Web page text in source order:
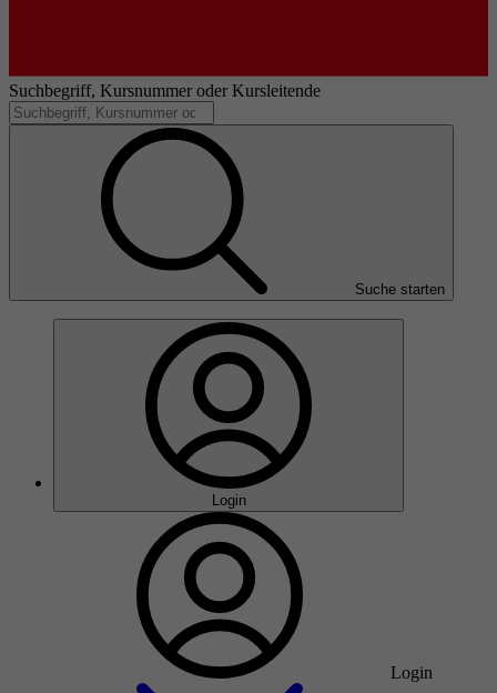
Suchbegriff, Kursnummer oder Kursleitende
Suche starten
Login
Login